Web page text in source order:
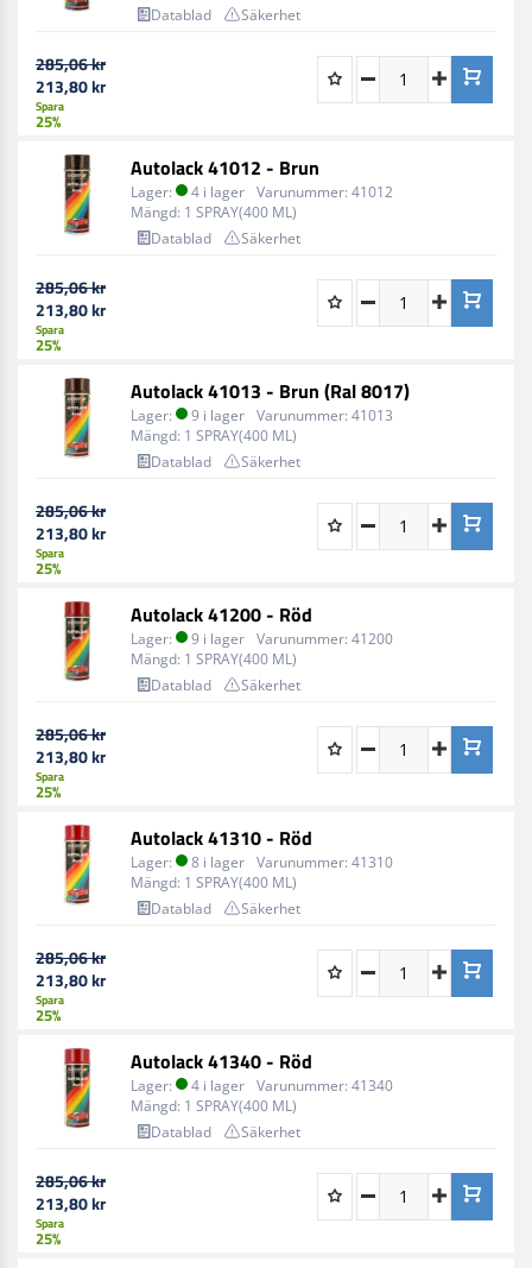
Datablad
Säkerhet
285,06 kr
213,80 kr
Spara
25%
Autolack 41012 - Brun
Lager: 4 i lager Varunummer: 41012
Mängd: 1 SPRAY(400 ML)
Datablad
Säkerhet
285,06 kr
213,80 kr
Spara
25%
Autolack 41013 - Brun (Ral 8017)
Lager: 9 i lager Varunummer: 41013
Mängd: 1 SPRAY(400 ML)
Datablad
Säkerhet
285,06 kr
213,80 kr
Spara
25%
Autolack 41200 - Röd
Lager: 9 i lager Varunummer: 41200
Mängd: 1 SPRAY(400 ML)
Datablad
Säkerhet
285,06 kr
213,80 kr
Spara
25%
Autolack 41310 - Röd
Lager: 8 i lager Varunummer: 41310
Mängd: 1 SPRAY(400 ML)
Datablad
Säkerhet
285,06 kr
213,80 kr
Spara
25%
Autolack 41340 - Röd
Lager: 4 i lager Varunummer: 41340
Mängd: 1 SPRAY(400 ML)
Datablad
Säkerhet
285,06 kr
213,80 kr
Spara
25%